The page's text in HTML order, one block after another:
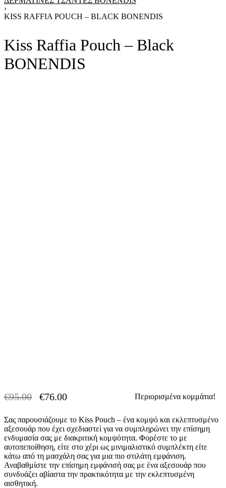
›
KISS RAFFIA POUCH – BLACK BONENDIS
Kiss Raffia Pouch – Black
BONENDIS
€95.00
Original
was:
€95.00.
€76.00
Η
τιμή
είναι:
€76.00.
Περιορισμένα κομμάτια!
Σας παρουσιάζουμε το Kiss Pouch – ένα κομψό και εκλεπτυσμένο
αξεσουάρ που έχει σχεδιαστεί για να συμπληρώνει την επίσημη
ενδυμασία σας με διακριτική κομψότητα. Φορέστε το με
αυτοπεποίθηση, είτε στο χέρι ως μινιμαλιστικό συμπλέκτη είτε
κάτω από τη μασχάλη σας για μια πιο στιλάτη εμφάνιση.
Αναβαθμίστε την επίσημη εμφάνισή σας με ένα αξεσουάρ που
συνδυάζει αβίαστα την πρακτικότητα με την εκλεπτυσμένη
αισθητική.